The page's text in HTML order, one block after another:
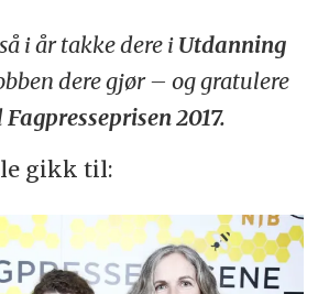
i år takke dere i Utdanning
dere gjør – og gratulere
Fagpresseprisen 2017.
gikk til: